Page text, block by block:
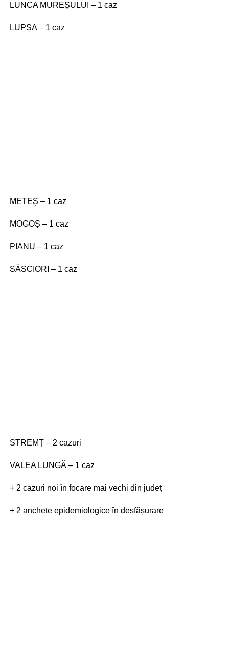
LUNCA MUREȘULUI – 1 caz
LUPȘA – 1 caz
METEȘ – 1 caz
MOGOȘ – 1 caz
PIANU – 1 caz
SĂSCIORI – 1 caz
STREMȚ – 2 cazuri
VALEA LUNGĂ – 1 caz
+ 2 cazuri noi în focare mai vechi din județ
+ 2 anchete epidemiologice în desfășurare